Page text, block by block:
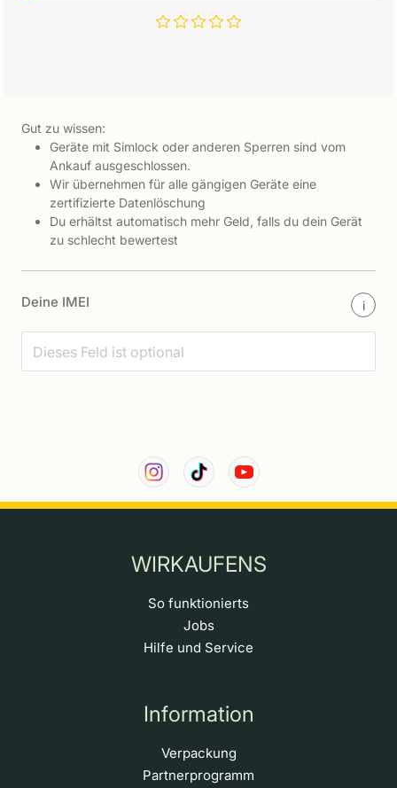
Gut zu wissen:
Geräte mit Simlock oder anderen Sperren sind vom
Ankauf ausgeschlossen.
Wir übernehmen für alle gängigen Geräte eine
zertifizierte Datenlöschung
Du erhältst automatisch mehr Geld, falls du dein Gerät
zu schlecht bewertest
Deine IMEI i
WIRKAUFENS
So funktionierts
Jobs
Hilfe und Service
Information
Verpackung
Partnerprogramm